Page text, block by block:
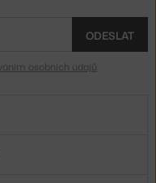
ODESLAT
osobních údajů